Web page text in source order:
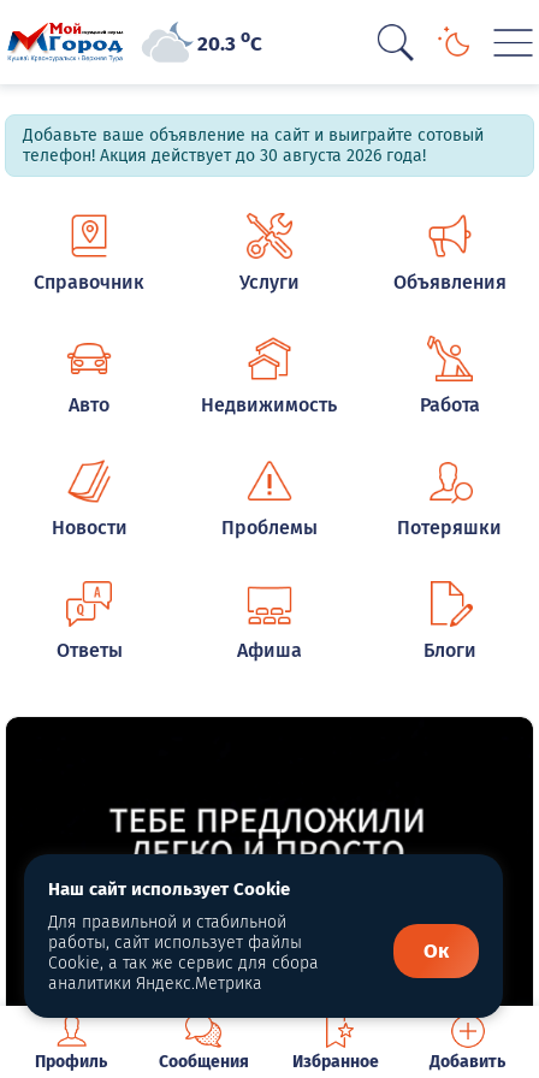
20.3oC
Добавьте ваше объявление на сайт и выиграйте сотовый
телефон! Акция действует до 30 августа 2026 года!
Справочник Услуги Объявления
Авто Недвижимость Работа
Новости Проблемы Потеряшки
Ответы Афиша Блоги
В интернете провели эксперимент,
Профиль Сообщения Избранное Добавить
Наш сайт использует Cookie
Для правильной и стабильной
работы, сайт использует файлы
Cookie, а так же сервис для сбора
аналитики Яндекс.Метрика
Ок